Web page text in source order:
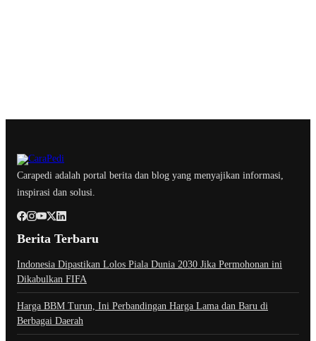
Carapedi adalah portal berita dan blog yang menyajikan informasi,
inspirasi dan solusi.
Berita Terbaru
Indonesia Dipastikan Lolos Piala Dunia 2030 Jika Permohonan ini
Dikabulkan FIFA
Harga BBM Turun, Ini Perbandingan Harga Lama dan Baru di
Berbagai Daerah